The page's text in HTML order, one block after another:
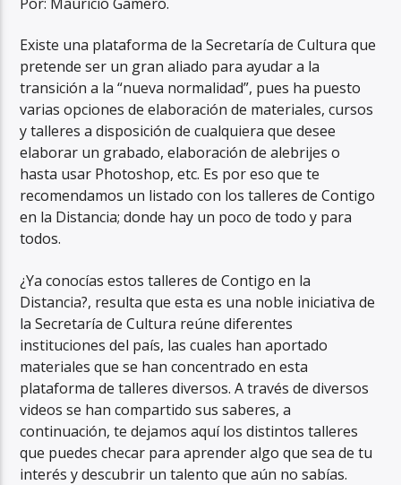
Existe una plataforma de la Secretaría de Cultura que
pretende ser un gran aliado para ayudar a la
transición a la “nueva normalidad”, pues ha puesto
varias opciones de elaboración de materiales, cursos
y talleres a disposición de cualquiera que desee
elaborar un grabado, elaboración de alebrijes o
hasta usar Photoshop, etc. Es por eso que te
recomendamos un listado con los talleres de Contigo
en la Distancia; donde hay un poco de todo y para
todos.
¿Ya conocías estos talleres de Contigo en la
Distancia?, resulta que esta es una noble iniciativa de
la Secretaría de Cultura reúne diferentes
instituciones del país, las cuales han aportado
materiales que se han concentrado en esta
plataforma de talleres diversos. A través de diversos
videos se han compartido sus saberes, a
continuación, te dejamos aquí los distintos talleres
que puedes checar para aprender algo que sea de tu
interés y descubrir un talento que aún no sabías.